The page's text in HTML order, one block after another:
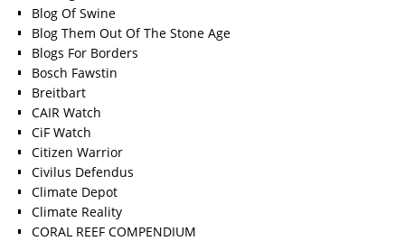
Blog Of Swine
Blog Them Out Of The Stone Age
Blogs For Borders
Bosch Fawstin
Breitbart
CAIR Watch
CiF Watch
Citizen Warrior
Civilus Defendus
Climate Depot
Climate Reality
CORAL REEF COMPENDIUM